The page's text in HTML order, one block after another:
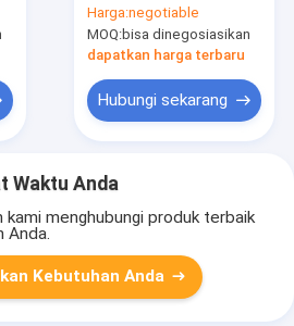
Harga:negotiable
MOQ:bisa dinegosiasikan
dapatkan harga terbaru
Hubungi sekarang
Waktu Anda
kami menghubungi produk terbaik
Anda.
Kebutuhan Anda